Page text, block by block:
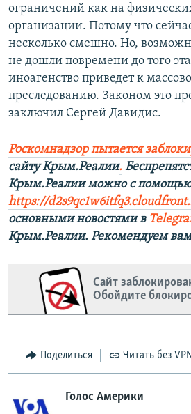
ограничений как на
организации. Потому что
несколько смешно. Но,
не дошли повремени до того
иноагенство приведет к
преследованию. Законом это
заключил Сергей Давидис.
Роскомнадзор пытается
сайту Крым.Реалии.
Крым.Реалии можно с
https://
основными новостями в
Крым.Реалии. Рекомендуем
Сайт
Обойдите
Поделиться Читать без
Голос Америки